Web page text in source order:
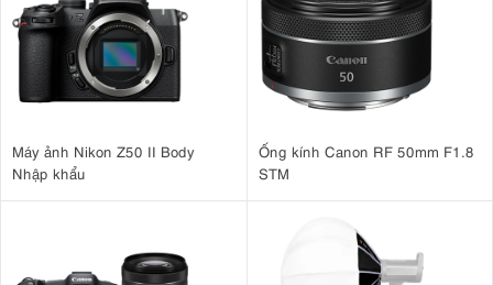
Máy ảnh Nikon Z50 II Body
Nhập khẩu
Ống kính Canon RF 50mm F1.8
STM